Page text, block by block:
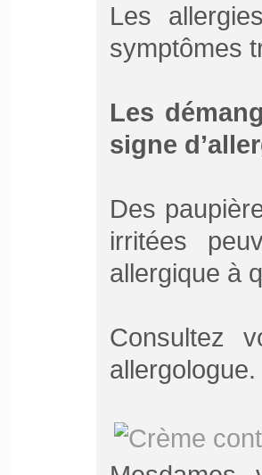
Les
symptômes
Les
signe
Des
irritées
allergique à
Consultez
allergologue.